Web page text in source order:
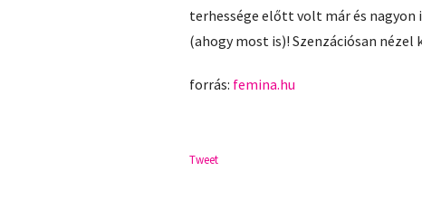
terhessége előtt volt már és
(ahogy most is)! Szenzációsan
forrás: femina.hu
Tweet